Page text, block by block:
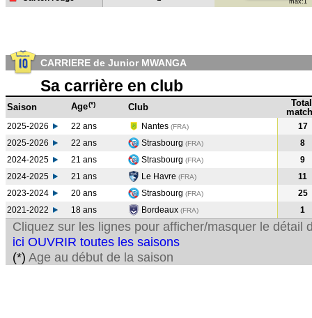
max:1
CARRIERE de Junior MWANGA
Sa carrière en club
Saison Age(*) Club
Total
2025-2026 22 ans Nantes (FRA)
17
2025-2026
22 ans Strasbourg (FRA)
8
2024-2025
21 ans Strasbourg (FRA)
9
2024-2025
21 ans Le Havre (FRA)
11
2023-2024
20 ans Strasbourg (FRA)
25
2021-2022
18 ans Bordeaux (FRA) 1
Cliquez sur les lignes pour afficher/masquer le détail
ici OUVRIR toutes les saisons
(*) Age au début de la saison